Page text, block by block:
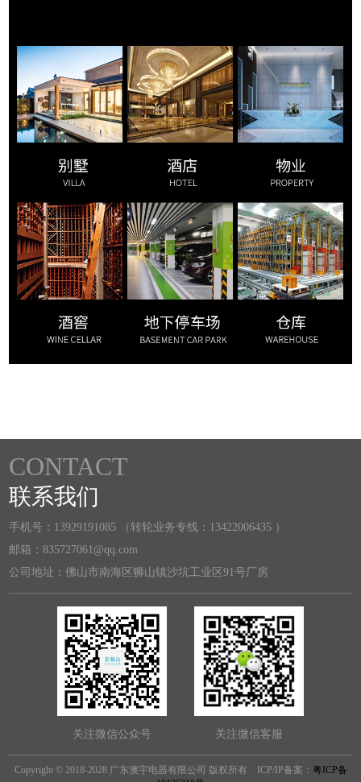
CONTACT
联系我们
手机号：13929191085 （转轮业务专线：13422006435 ）
邮箱：835727061@qq.com
公司地址：佛山市南海区狮山镇沙坑工业区91号厂房
关注微信公众号 关注微信客服
Copyright © 2018-2028 广东澳宇电器有限公司 版权所有 ICP/IP备案： 粤ICP备